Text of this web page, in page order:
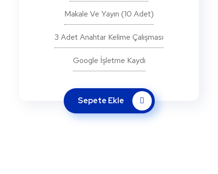
Makale Ve Yayın (10 Adet)
3 Adet Anahtar Kelime Çalışması
Google İşletme Kaydı
Sepete Ekle